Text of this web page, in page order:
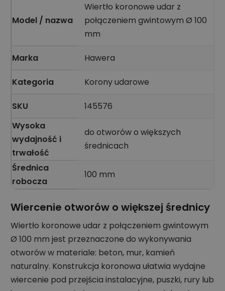
Model / nazwa
Wiertło koronowe udar z
połączeniem gwintowym Ø 100
mm
Marka Hawera
Kategoria Korony udarowe
SKU
145576
Wysoka
wydajność i
trwałość
do otworów o większych
średnicach
Średnica
robocza
100 mm
Wiercenie otworów o większej średnicy
Wiertło koronowe udar z połączeniem gwintowym
Ø 100 mm jest przeznaczone do wykonywania
otworów w materiale: beton, mur, kamień
naturalny. Konstrukcja koronowa ułatwia wydajne
wiercenie pod przejścia instalacyjne, puszki, rury lub